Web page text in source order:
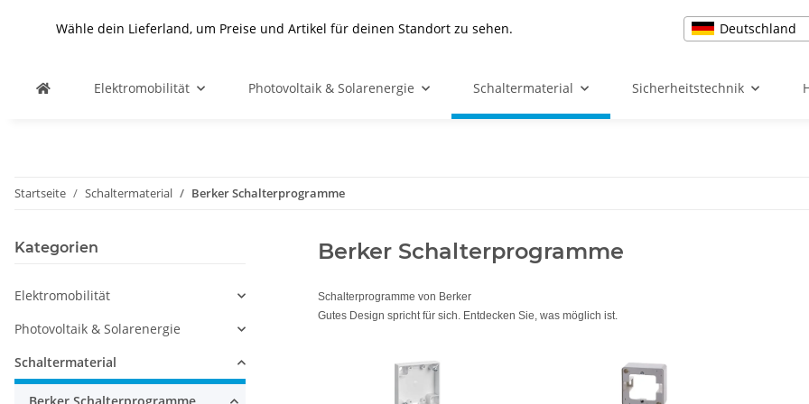
Wähle dein Lieferland, um Preise und Artikel für deinen Standort zu sehen. Deutschland
Elektromobilität Photovoltaik & Solarenergie Schaltermaterial Sicherheitstechnik
Startseite Schaltermaterial Berker Schalterprogramme
Berker Schalterprogramme
Schalterprogramme von Berker
Gutes Design spricht für sich. Entdecken Sie, was möglich ist.
Kategorien
Elektromobilität
Photovoltaik & Solarenergie
Schaltermaterial